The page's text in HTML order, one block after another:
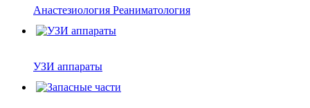
Анастезиология Реаниматология
УЗИ аппараты